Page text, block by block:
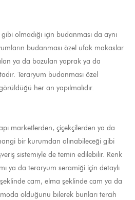
olmadığı için budanması da aynı
budanması özel ufak makaslar
ya da bozulan yaprak ya da
Teraryum budanması özel
her an yapılmalıdır.
marketlerden, çiçekçilerden ya da
bir kurumdan alınabileceği gibi
sistemiyle de temin edilebilir. Renk
ya da teraryum seramiği için detaylı
cam, elma şeklinde cam ya da
olduğunu bilerek bunları tercih